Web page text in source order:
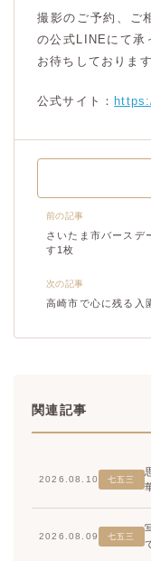
撮影のご予約、ご
の公式LINEにて承
お待ちしております
公式サイト：
前の記事
さいたま市バースデ
す1枚
次の記事
高崎市で心に残る入
関連記事
2026.08.10 七五三
2026.08.09 七五三